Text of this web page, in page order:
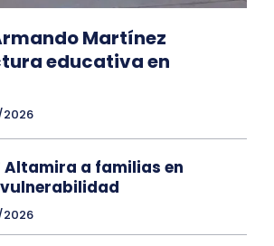
Martínez
educativa en
Altamira a familias en